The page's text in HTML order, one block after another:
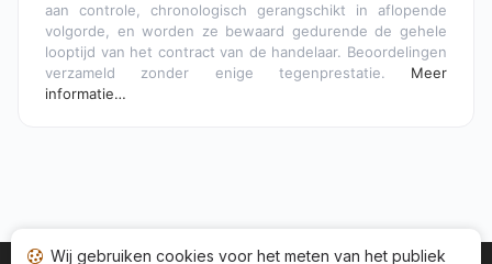
aan controle, chronologisch gerangschikt in aflopende
volgorde, en worden ze bewaard gedurende de gehele
looptijd van het contract van de handelaar. Beoordelingen
verzameld zonder enige tegenprestatie. Meer
informatie…
Wij gebruiken cookies voor het meten van het publiek